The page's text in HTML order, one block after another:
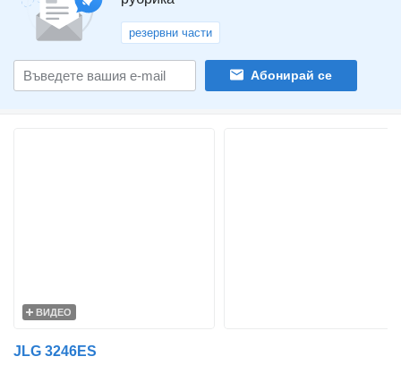
резервни части
Абонирай се
ВИДЕО
JLG 3246ES